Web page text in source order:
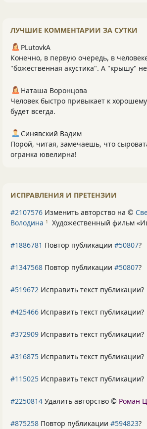
ЛУЧШИЕ КОММЕНТАРИИ ЗА СУТКИ
PLutоvkА
Конечно, в первую очередь, в
"божественная акустика". А "крышу"
Наташа Воронцова
Человек быстро привыкает к
будет всегда.
Синявский Вадим
Порой, читая, замечаешь, что
огранка ювелирна!
ИСПРАВЛЕНИЯ И ПРЕТЕНЗИИ
#2107576 Изменить авторство на ©
Володина 1 Художественный фильм
#1886781 Повтор публикации #50807?
#1347568 Повтор публикации #50807?
#519672 Исправить текст публикации?
#425466 Исправить текст публикации?
#372909 Исправить текст публикации?
#316875 Исправить текст публикации?
#115025 Исправить текст публикации?
#2250814 Удалить авторство © Роман
#875258 Повтор публикации #594823?